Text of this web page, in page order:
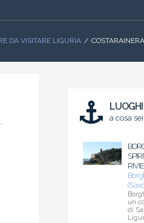
DA VISITARE LIGURIA
a cosa
un
di